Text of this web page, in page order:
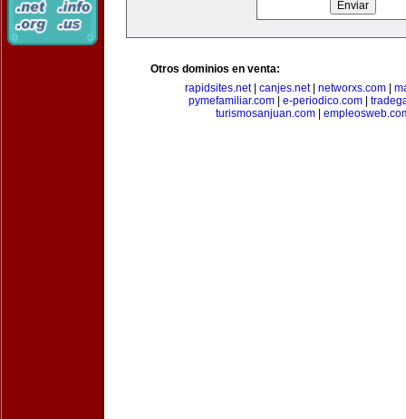
Otros dominios en venta:
rapidsites.net| canjes.net| networxs.com
pymefamiliar.com| e-periodico.com|
turismosanjuan.com|